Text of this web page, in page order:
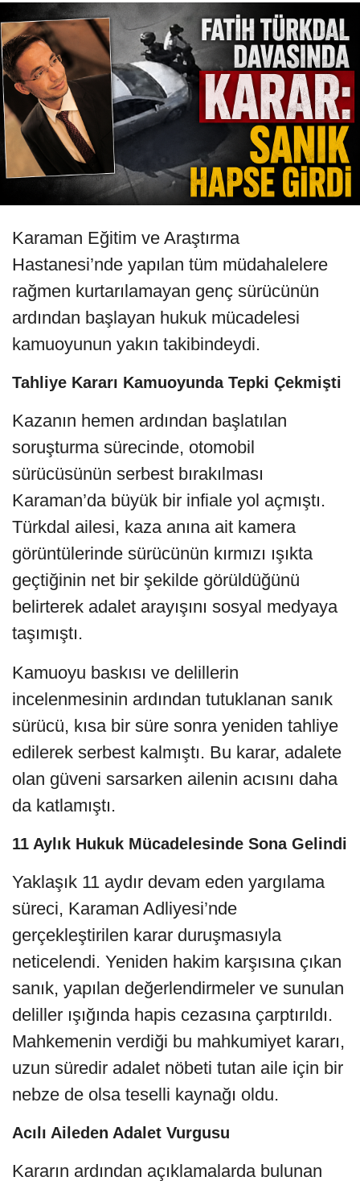
Karaman Eğitim ve Araştırma
Hastanesi’nde yapılan tüm müdahalelere
rağmen kurtarılamayan genç sürücünün
ardından başlayan hukuk mücadelesi
kamuoyunun yakın takibindeydi.
Tahliye Kararı Kamuoyunda Tepki Çekmişti
Kazanın hemen ardından başlatılan
soruşturma sürecinde, otomobil
sürücüsünün serbest bırakılması
Karaman’da büyük bir infiale yol açmıştı.
Türkdal ailesi, kaza anına ait kamera
görüntülerinde sürücünün kırmızı ışıkta
geçtiğinin net bir şekilde görüldüğünü
belirterek adalet arayışını sosyal medyaya
taşımıştı.
Kamuoyu baskısı ve delillerin
incelenmesinin ardından tutuklanan sanık
sürücü, kısa bir süre sonra yeniden tahliye
edilerek serbest kalmıştı. Bu karar, adalete
olan güveni sarsarken ailenin acısını daha
da katlamıştı.
11 Aylık Hukuk Mücadelesinde Sona Gelindi
Yaklaşık 11 aydır devam eden yargılama
süreci, Karaman Adliyesi’nde
gerçekleştirilen karar duruşmasıyla
neticelendi. Yeniden hakim karşısına çıkan
sanık, yapılan değerlendirmeler ve sunulan
deliller ışığında hapis cezasına çarptırıldı.
Mahkemenin verdiği bu mahkumiyet kararı,
uzun süredir adalet nöbeti tutan aile için bir
nebze de olsa teselli kaynağı oldu.
Acılı Aileden Adalet Vurgusu
Kararın ardından açıklamalarda bulunan